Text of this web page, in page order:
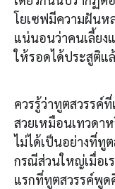
โยเซฟมีความฝันห
แน่นอนว่าคนเลี้ยง
ให้รอดได้ประสูติแ
ควรรู้ว่าทูตสวรรค์
สวยเหมือนเทวดา
ไม่ได้เป็นอย่างที่ทู
กรณีส่วนใหญ่เมื่อเ
แรกที่ทูตสวรรค์พูด